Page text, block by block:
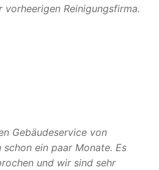
vorheerigen Reinigungsfirma.
Gebäudeservice von
ein paar Monate. Es
und wir sind sehr